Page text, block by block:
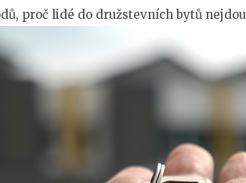
proč lidé do družstevních bytů